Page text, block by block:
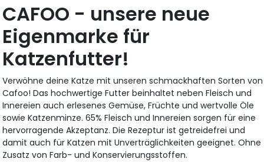
CAFOO - unsere neue
Eigenmarke für
Katzenfutter!
Verwöhne deine Katze mit unseren schmackhaften Sorten von
Cafoo! Das hochwertige Futter beinhaltet neben Fleisch und
Innereien auch erlesenes Gemüse, Früchte und wertvolle Öle
sowie Katzenminze. 65% Fleisch und Innereien sorgen für eine
hervorragende Akzeptanz. Die Rezeptur ist getreidefrei und
damit auch für Katzen mit Unverträglichkeiten geeignet. Ohne
Zusatz von Farb- und Konservierungsstoffen.